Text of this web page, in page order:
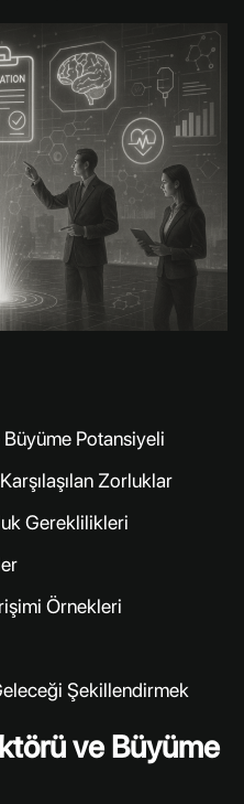
Potansiyeli
Zorluklar
Gereklilikleri
Örnekleri
Şekillendirmek
ve Büyüme